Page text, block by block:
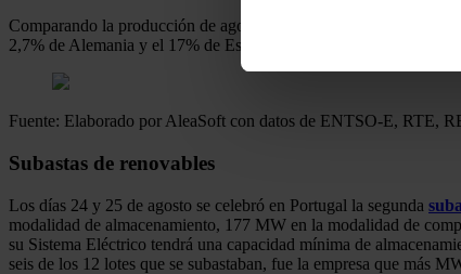
Las cookies de este sitio
Comparando la producción de agosto respecto a la de julio, se
2,7% de Alemania y el 17% de España en comparación con el
Fuente: Elaborado por AleaSoft con datos de ENTSO-E, RTE,
Subastas de renovables
Los días 24 y 25 de agosto se celebró en Portugal la segunda
modalidad de almacenamiento, 177 MW en la modalidad de
su Sistema Eléctrico tendrá una capacidad mínima de
seis de los 12 lotes que se subastaban, fue la empresa que más